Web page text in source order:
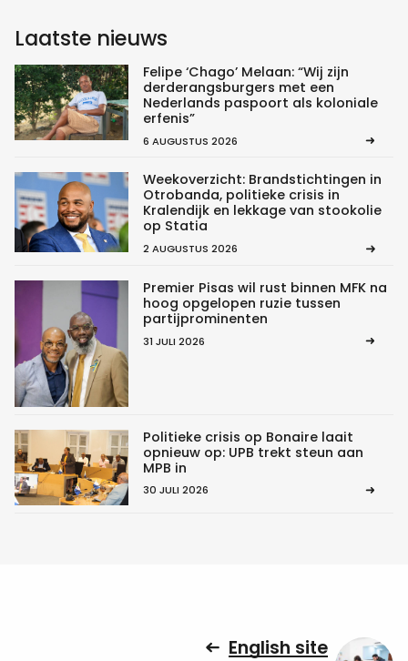
Laatste nieuws
Felipe ‘Chago’ Melaan: “Wij zijn
derderangsburgers met een
Nederlands paspoort als koloniale
erfenis”
6 AUGUSTUS 2026
Weekoverzicht: Brandstichtingen in
Otrobanda, politieke crisis in
Kralendijk en lekkage van stookolie
op Statia
2 AUGUSTUS 2026
Premier Pisas wil rust binnen MFK na
hoog opgelopen ruzie tussen
partijprominenten
31 JULI 2026
Politieke crisis op Bonaire laait
opnieuw op: UPB trekt steun aan
MPB in
30 JULI 2026
English site